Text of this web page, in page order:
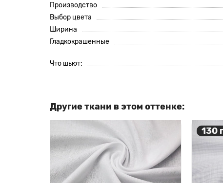
Производство
Выбор цвета
Ширина
Гладкокрашенные
Что шьют:
Другие ткани в этом оттенке:
130